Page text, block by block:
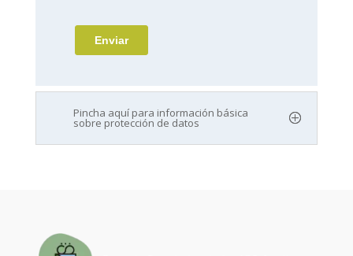
Pincha aquí para información básica
sobre protección de datos